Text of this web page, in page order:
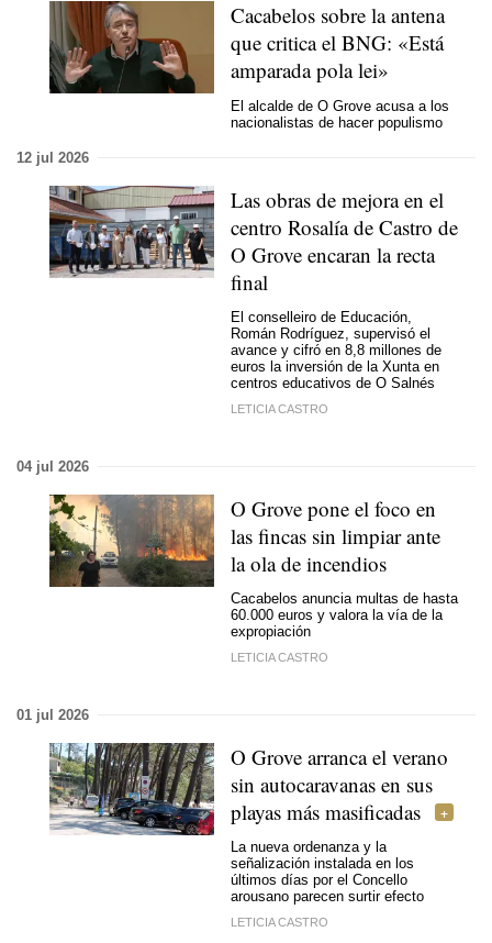
Cacabelos sobre la antena
que critica el BNG: «Está
amparada pola lei»
El alcalde de O Grove acusa a los
nacionalistas de hacer populismo
12 jul 2026
Las obras de mejora en el
centro Rosalía de Castro de
O Grove encaran la recta
final
El conselleiro de Educación,
Román Rodríguez, supervisó el
avance y cifró en 8,8 millones de
euros la inversión de la Xunta en
centros educativos de O Salnés
LETICIA CASTRO
04 jul 2026
O Grove pone el foco en
las fincas sin limpiar ante
la ola de incendios
Cacabelos anuncia multas de hasta
60.000 euros y valora la vía de la
expropiación
LETICIA CASTRO
01 jul 2026
O Grove arranca el verano
sin autocaravanas en sus
playas más masificadas
La nueva ordenanza y la
señalización instalada en los
últimos días por el Concello
arousano parecen surtir efecto
LETICIA CASTRO